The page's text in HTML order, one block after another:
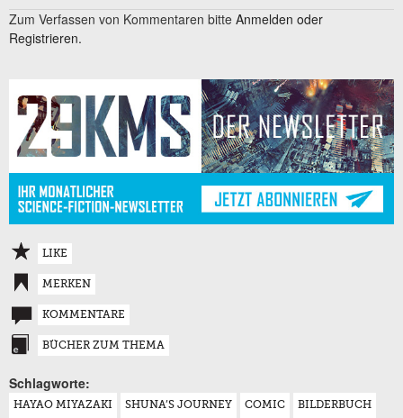
Zum Verfassen von Kommentaren bitte Anmelden oder
Registrieren.
LIKE
MERKEN
KOMMENTARE
BÜCHER ZUM THEMA
Schlagworte:
HAYAO MIYAZAKI SHUNA’S JOURNEY COMIC BILDERBUCH